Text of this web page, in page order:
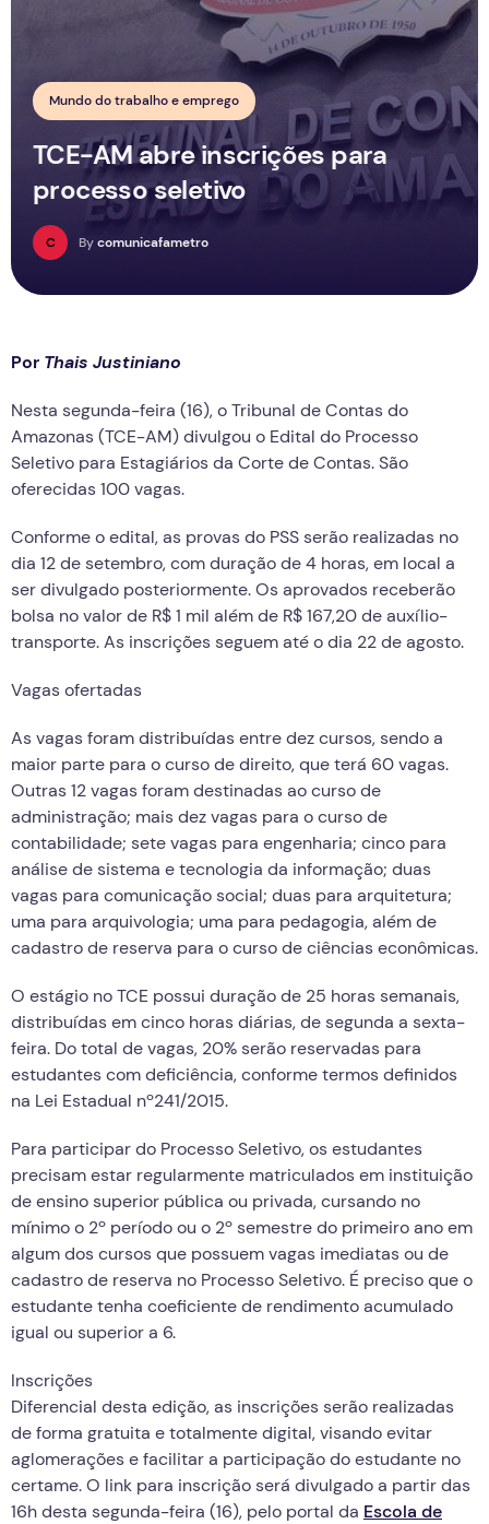
Mundo do trabalho e emprego
TCE-AM abre inscrições para
processo seletivo
C Bycomunicafametro
Por Thais Justiniano
Nesta segunda-feira (16), o Tribunal de Contas do
Amazonas (TCE-AM) divulgou o Edital do Processo
Seletivo para Estagiários da Corte de Contas. São
oferecidas 100 vagas.
Conforme o edital, as provas do PSS serão realizadas no
dia 12 de setembro, com duração de 4 horas, em local a
ser divulgado posteriormente. Os aprovados receberão
bolsa no valor de R$ 1 mil além de R$ 167,20 de auxílio-
transporte. As inscrições seguem até o dia 22 de agosto.
Vagas ofertadas
As vagas foram distribuídas entre dez cursos, sendo a
maior parte para o curso de direito, que terá 60 vagas.
Outras 12 vagas foram destinadas ao curso de
administração; mais dez vagas para o curso de
contabilidade; sete vagas para engenharia; cinco para
análise de sistema e tecnologia da informação; duas
vagas para comunicação social; duas para arquitetura;
uma para arquivologia; uma para pedagogia, além de
cadastro de reserva para o curso de ciências econômicas.
O estágio no TCE possui duração de 25 horas semanais,
distribuídas em cinco horas diárias, de segunda a sexta-
feira. Do total de vagas, 20% serão reservadas para
estudantes com deficiência, conforme termos definidos
na Lei Estadual nº241/2015.
Para participar do Processo Seletivo, os estudantes
precisam estar regularmente matriculados em instituição
de ensino superior pública ou privada, cursando no
mínimo o 2º período ou o 2º semestre do primeiro ano em
algum dos cursos que possuem vagas imediatas ou de
cadastro de reserva no Processo Seletivo. É preciso que o
estudante tenha coeficiente de rendimento acumulado
igual ou superior a 6.
Inscrições
Diferencial desta edição, as inscrições serão realizadas
de forma gratuita e totalmente digital, visando evitar
aglomerações e facilitar a participação do estudante no
certame. O link para inscrição será divulgado a partir das
16h desta segunda-feira (16), pelo portal da Escola de